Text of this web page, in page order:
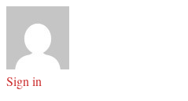
Sign in